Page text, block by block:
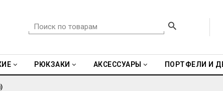
РЮКЗАКИ АКСЕССУАРЫ ПОРТФЕЛИ И